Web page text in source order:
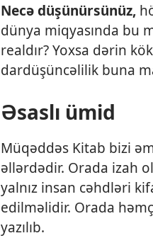
Necə düşünürsünüz,
dünya miqyasında bu
realdır? Yoxsa dərin
dardüşüncəlilik buna
Əsaslı ümid
Müqəddəs Kitab bizi
əllərdədir. Orada izah
yalnız insan cəhdləri
edilməlidir. Orada
yazılıb.